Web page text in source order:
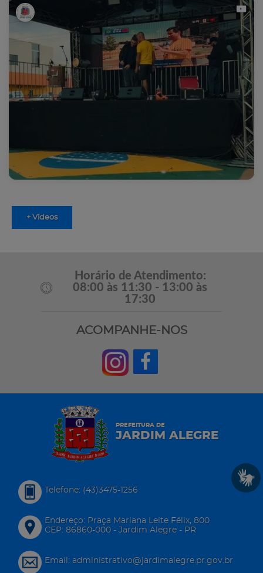
+ Vídeos
Horário de Atendimento:
08:00 às 11:30 - 13:00 às
17:30
ACOMPANHE-NOS
PREFEITURA DE
JARDIM ALEGRE
Telefone: (43)3475-1256
Endereço: Praça Mariana Leite Félix, 800
CEP: 86860-000 - Jardim Alegre - PR
Email: administrativo@jardimalegre.pr.gov.br